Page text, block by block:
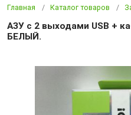
Главная Каталог товаров
АЗУ с 2 выходами USB +
БЕЛЫЙ.